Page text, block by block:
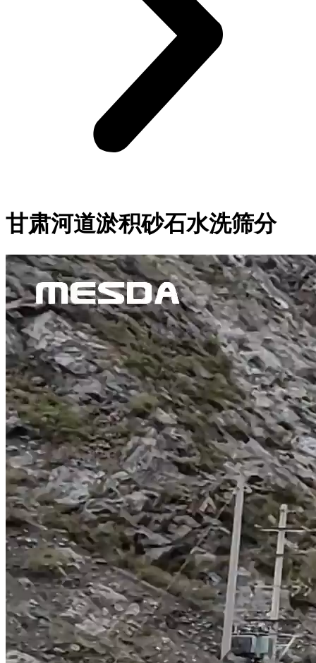
甘肃河道淤积砂石水洗筛分